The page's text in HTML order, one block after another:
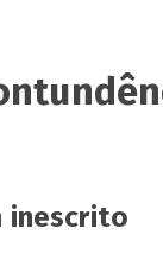
inescrito